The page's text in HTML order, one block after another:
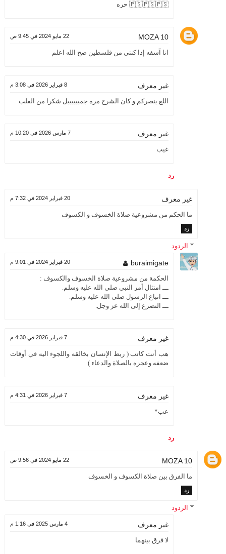
🇵🇸🇵🇸🇵🇸 حره
MOZA 10 22 مايو 2024 في 9:45 ص
انا آسفه إذا كنتي من فلسطين صح الله اعلم
غير معرف 8 فبراير 2026 في 3:08 م
اللع ينصركم و كان الشرح مره جمييييييل شكرا من القلب
غير معرف 7 مارس 2026 في 10:20 م
غيب
رد
غير معرف 20 فبراير 2024 في 7:32 م
ما الحكم من مشروعية صلاة الخسوف و الكسوف
رد
الردود
buraimigate 20 فبراير 2024 في 9:01 م
الحكمة من مشروعية صلاة الخسوف والكسوف :
ـــ امتثال أمر النبي صلى الله عليه وسلم.
ـــ اتباع الرسول صلى الله عليه وسلم.
ـــ التضرع إلى الله عز وجل.
غير معرف 7 فبراير 2026 في 4:30 م
هب أنت كاتب ( ربط الإنسان بخالقه واللجوء اليه في أوقات
ضعفه وعجزه بالصلاة والدعاء )
غير معرف 7 فبراير 2026 في 4:31 م
عب*
رد
MOZA 10 22 مايو 2024 في 9:56 ص
ما الفرق بين صلاة الكسوف و الخسوف
رد
الردود
غير معرف 4 مارس 2025 في 1:16 م
لا فرق بينهما